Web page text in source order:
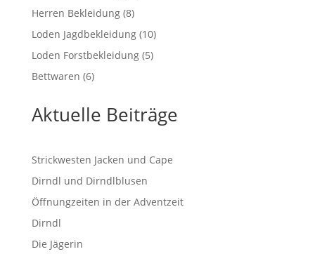
Herren Bekleidung 88
Produkte
Loden Jagdbekleidung 1010
Produkte
Loden Forstbekleidung 55
Bettwaren 66
Aktuelle Beiträge
Strickwesten Jacken und Cape
Dirndl und Dirndlblusen
Öffnungzeiten in der Adventzeit
Dirndl
Die Jägerin